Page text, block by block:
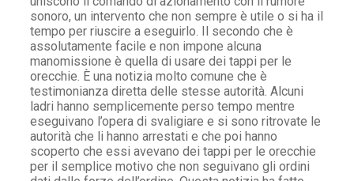
sonoro, un intervento che non sempre è utile o si ha il
tempo per riuscire a eseguirlo. Il secondo che è
assolutamente facile e non impone alcuna
manomissione è quella di usare dei tappi per le
orecchie. È una notizia molto comune che è
testimonianza diretta delle stesse autorità. Alcuni
ladri hanno semplicemente perso tempo mentre
eseguivano l’opera di svaligiare e si sono ritrovate le
autorità che li hanno arrestati e che poi hanno
scoperto che essi avevano dei tappi per le orecchie
per il semplice motivo che non seguivano gli ordini